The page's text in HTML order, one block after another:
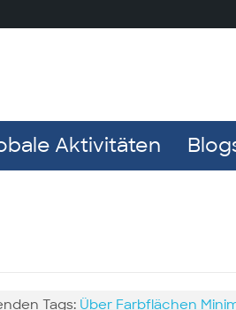
Aktivitäten
Tags: Über Farbflächen